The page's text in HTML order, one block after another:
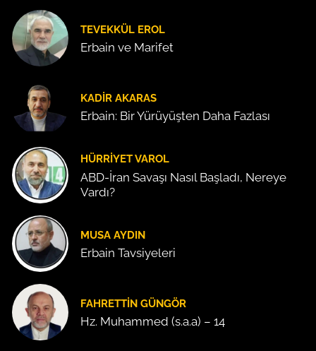
TEVEKKÜL EROL
Erbain ve Marifet
KADIR AKARAS
Erbain: Bir Yürüyüşten Daha Fazlası
HÜRRIYET VAROL
ABD-İran Savaşı Nasıl Başladı, Nereye
Vardı?
MUSA AYDIN
Erbain Tavsiyeleri
FAHRETTIN GÜNGÖR
Hz. Muhammed (s.a.a) – 14